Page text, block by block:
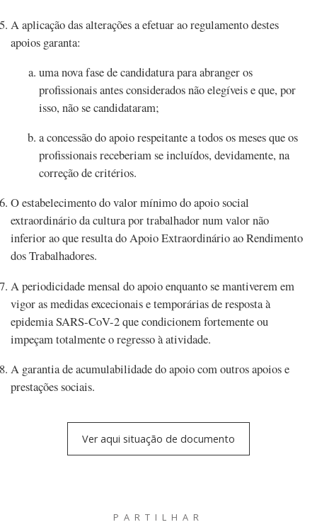
A aplicação das alterações a efetuar ao regulamento destes
apoios garanta:
uma nova fase de candidatura para abranger os
profissionais antes considerados não elegíveis e que, por
isso, não se candidataram;
a concessão do apoio respeitante a todos os meses que os
profissionais receberiam se incluídos, devidamente, na
correção de critérios.
O estabelecimento do valor mínimo do apoio social
extraordinário da cultura por trabalhador num valor não
inferior ao que resulta do Apoio Extraordinário ao Rendimento
dos Trabalhadores.
A periodicidade mensal do apoio enquanto se mantiverem em
vigor as medidas excecionais e temporárias de resposta à
epidemia SARS-CoV-2 que condicionem fortemente ou
impeçam totalmente o regresso à atividade.
A garantia de acumulabilidade do apoio com outros apoios e
prestações sociais.
Ver aqui situação de documento
PARTILHAR